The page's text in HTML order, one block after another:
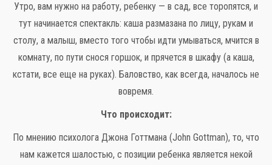
Утро, вам нужно на работу, ребенку — в сад, все торопятся, и
тут начинается спектакль: каша размазана по лицу, рукам и
столу, а малыш, вместо того чтобы идти умываться, мчится в
комнату, по пути снося горшок, и прячется в шкафу (а каша,
кстати, все еще на руках). Баловство, как всегда, началось не
вовремя.
Что происходит:
По мнению психолога Джона Готтмана (John Gottman), то, что
нам кажется шалостью, с позиции ребенка является некой